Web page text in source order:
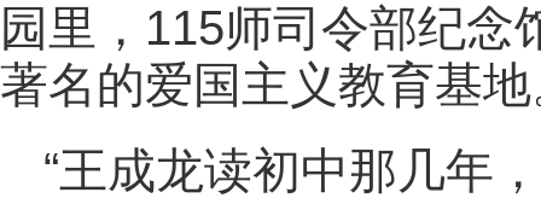
园里，115师司令部纪
著名的爱国主义教育基
“王成龙读初中那几年